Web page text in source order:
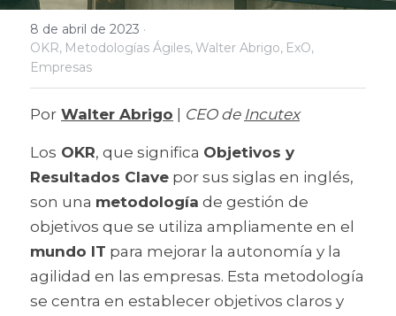
8 de abril de 2023 ·
OKR, Metodologías Ágiles,Walter Abrigo, ExO,
Empresas
Por Walter Abrigo CEO de Incutex
Los OKR, que significa Objetivos y
Resultados Clave por sus siglas en inglés,
son una metodología de gestión de
objetivos que se utiliza ampliamente en el
mundo IT para mejorar la autonomía y la
agilidad en las empresas. Esta metodología
se centra en establecer objetivos claros y